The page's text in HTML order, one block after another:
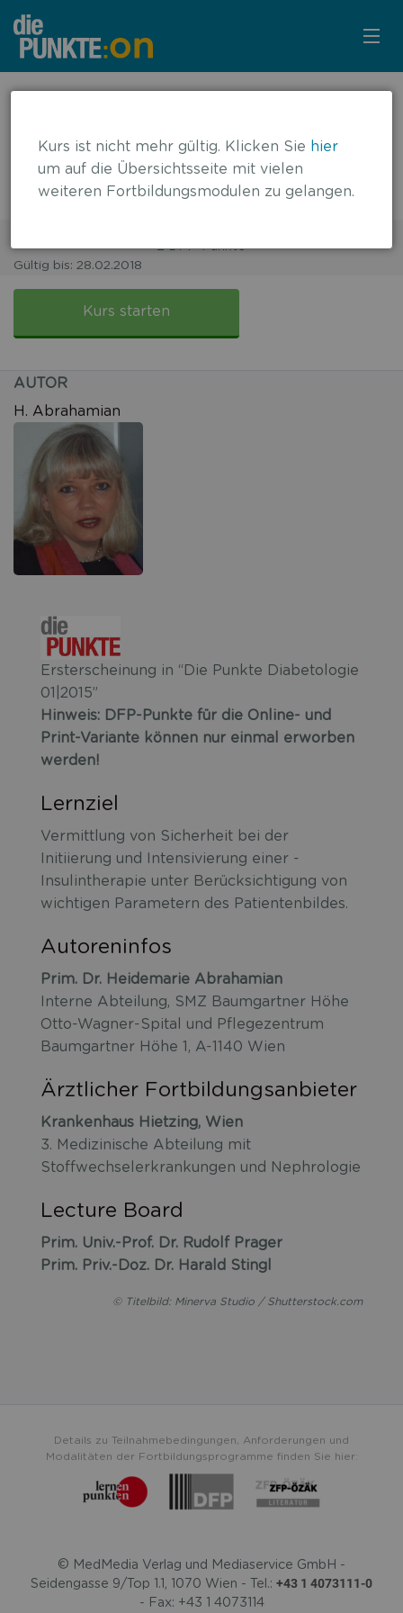
KURSÜBERSICHT
LOGIN
KOSTENLOS ANMELDEN
Insulin bei Typ-2-Diabetes:
Therapieentscheidung nach
Patientenbild und Blutzuckerprofil
2 DFP-Punkte
Gültig bis: 28.02.2018
Insulin
Therapieentscheidung
Kurs starten
AUTOR
H. Abrahamian
Ersterscheinung in “Die Punkte Diabetologie
01|2015”
Hinweis: DFP-Punkte für die Online- und
Print-Variante können nur einmal erworben
werden!
Lernziel
Vermittlung von Sicherheit bei der
Initiierung und Intensivierung einer ­
Insulintherapie unter Berücksichtigung von
wichtigen Parametern des ­Patientenbildes.
Autoreninfos
Prim. Dr. Heidemarie Abrahamian
Interne Abteilung, SMZ Baumgartner Höhe
Otto-Wagner-Spital und Pflegezentrum
Baumgartner Höhe 1, A-1140 Wien
Ärztlicher Fortbildungsanbieter
Krankenhaus Hietzing, Wien
3. Medizinische Abteilung mit
Stoffwechselerkrankungen und Nephrologie
Lecture Board
Prim. Univ.-Prof. Dr. Rudolf Prager
Prim. Priv.-Doz. Dr. Harald Stingl
© Titelbild: Minerva Studio / Shutterstock.com
Details zu Teilnahmebedingungen, Anforderungen und
Modalitäten der Fortbildungsprogramme finden Sie hier:
© MedMedia Verlag und Mediaservice GmbH -
Seidengasse 9/Top 1.1, 1070 Wien - Tel.: +43 1 4073111-0
- Fax: +43 1 4073114
Kurs ist nicht mehr gültig. Klicken Sie hier
um auf die Übersichtsseite mit vielen
weiteren Fortbildungsmodulen zu gelangen.